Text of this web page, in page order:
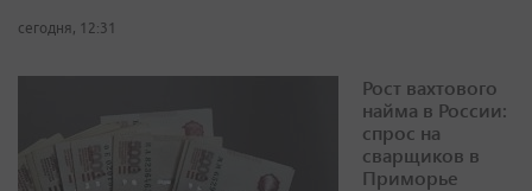
сегодня, 12:31
Рост вахтового
найма в России:
спрос на
сварщиков в
Приморье